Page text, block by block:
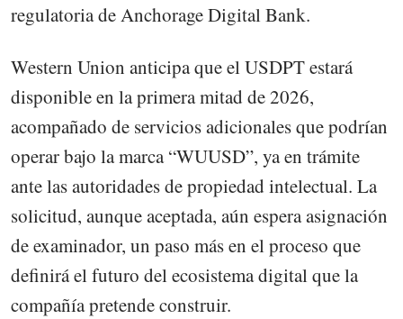
regulatoria de Anchorage Digital Bank.
Western Union anticipa que el USDPT estará
disponible en la primera mitad de 2026,
acompañado de servicios adicionales que podrían
operar bajo la marca “WUUSD”, ya en trámite
ante las autoridades de propiedad intelectual. La
solicitud, aunque aceptada, aún espera asignación
de examinador, un paso más en el proceso que
definirá el futuro del ecosistema digital que la
compañía pretende construir.